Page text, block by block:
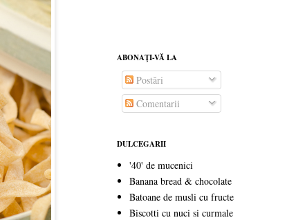
ABONAŢI-VĂ LA
Postări
Comentarii
DULCEGARII
'40' de mucenici
Banana bread & chocolate
Batoane de musli cu fructe
Biscotti cu nuci si curmale